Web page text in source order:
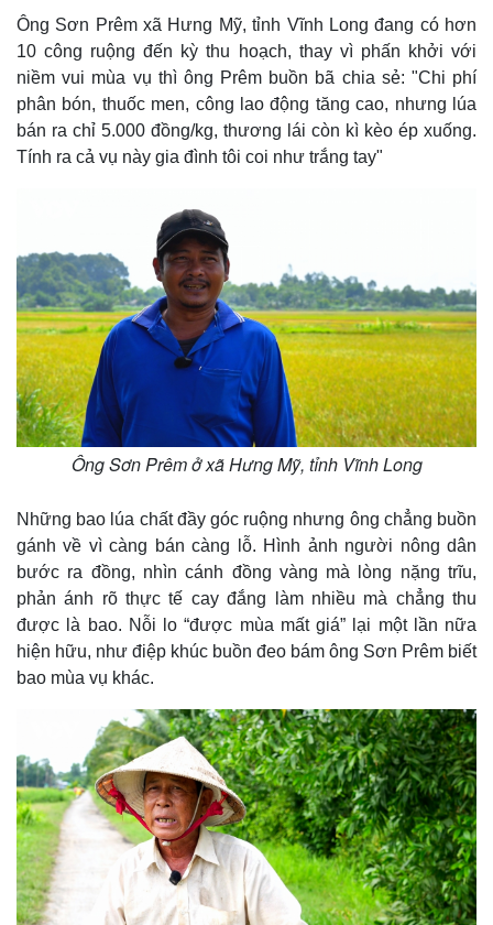
Ông Sơn Prêm xã Hưng Mỹ, tỉnh Vĩnh Long đang có hơn
10 công ruộng đến kỳ thu hoạch, thay vì phấn khởi với
niềm vui mùa vụ thì ông Prêm buồn bã chia sẻ: "Chi phí
phân bón, thuốc men, công lao động tăng cao, nhưng lúa
bán ra chỉ 5.000 đồng/kg, thương lái còn kì kèo ép xuống.
Tính ra cả vụ này gia đình tôi coi như trắng tay"
Ông Sơn Prêm ở xã Hưng Mỹ, tỉnh Vĩnh Long
Những bao lúa chất đầy góc ruộng nhưng ông chẳng buồn
gánh về vì càng bán càng lỗ. Hình ảnh người nông dân
bước ra đồng, nhìn cánh đồng vàng mà lòng nặng trĩu,
phản ánh rõ thực tế cay đắng làm nhiều mà chẳng thu
được là bao. Nỗi lo “được mùa mất giá” lại một lần nữa
hiện hữu, như điệp khúc buồn đeo bám ông Sơn Prêm biết
bao mùa vụ khác.